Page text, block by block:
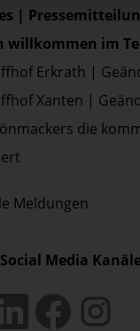
|
willkommen im
Erkrath |
Xanten |
die
Meldungen
Media